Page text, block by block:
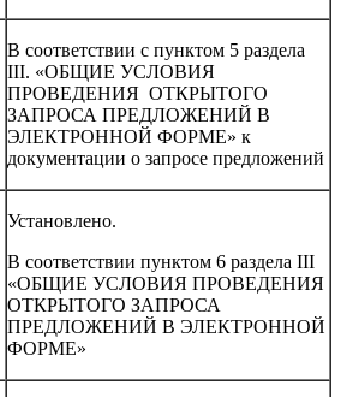
В соответствии с пунктом 5 раздела
III. «ОБЩИЕ УСЛОВИЯ
ПРОВЕДЕНИЯ ОТКРЫТОГО
ЗАПРОСА ПРЕДЛОЖЕНИЙ В
ЭЛЕКТРОННОЙ ФОРМЕ» к
документации о запросе предложений
Установлено.
В соответствии пунктом 6 раздела III
«ОБЩИЕ УСЛОВИЯ ПРОВЕДЕНИЯ
ОТКРЫТОГО ЗАПРОСА
ПРЕДЛОЖЕНИЙ В ЭЛЕКТРОННОЙ
ФОРМЕ»